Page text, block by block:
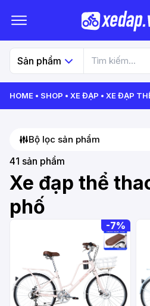
Sản phẩm
HOME SHOP XE ĐẠP XE ĐẠP
Bộ lọc sản phẩm
41 sản phẩm
Xe đạp thể
phố
-7%